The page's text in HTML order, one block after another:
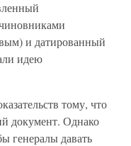
и датированный
идею
тому, что
документ. Однако
генералы давать